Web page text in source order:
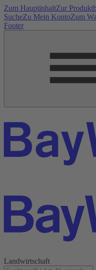
Zum HauptinhaltZur
SucheZu Mein KontoZum
Footer
Landwirtschaft